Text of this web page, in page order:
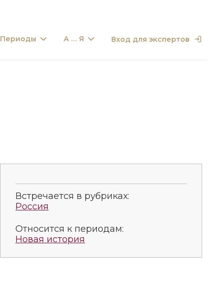
Периоды А … Я Вход для экспертов
Встречается в рубриках:
Россия
Относится к периодам:
Новая история